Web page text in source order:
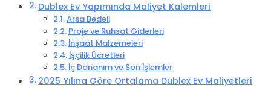
Dublex Ev Yapımında Maliyet Kalemleri
Arsa Bedeli
Proje ve Ruhsat Giderleri
İnşaat Malzemeleri
İşçilik Ücretleri
İç Donanım ve Son İşlemler
2025 Yılına Göre Ortalama Dublex Ev Maliyetleri